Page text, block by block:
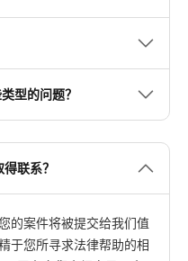
型的问题？
联系？
的案件将被提交给我们值
于您所寻求法律帮助的相